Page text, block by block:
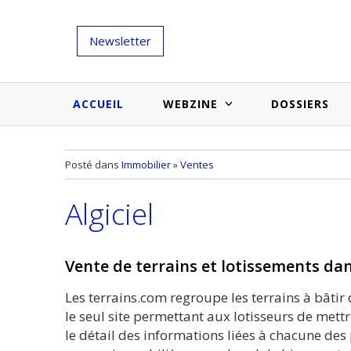
Newsletter
ACCUEIL WEBZINE
Salons et évènementiels
Médias du bâtiment
Etudes et enquêtes
DOSSIERS
Annuaire
Actualités des membres
Posté dans Immobilier»Ventes
Algiciel
Vente de terrains et lotissements
Les terrains.com regroupe les terrains à bâtir
le seul site permettant aux lotisseurs de
le détail des informations liées à chacune